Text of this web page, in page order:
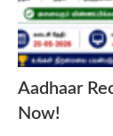
Aadhaar
Now!